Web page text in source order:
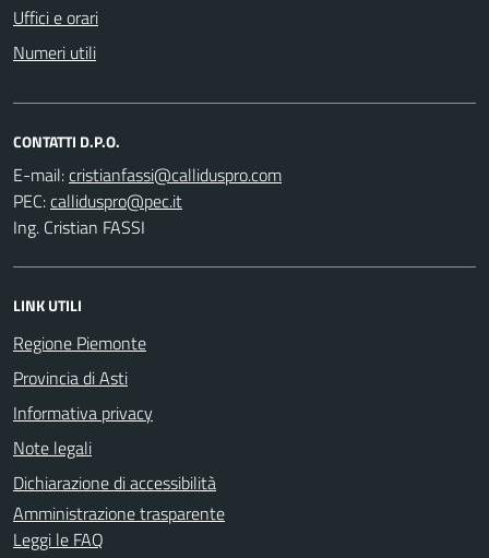
Uffici e orari
Numeri utili
CONTATTI D.P.O.
E-mail:
PEC:
Ing. Cristian FASSI
LINK UTILI
Regione Piemonte
Provincia di Asti
Informativa privacy
Note legali
Dichiarazione di accessibilità
Amministrazione trasparente
Leggi le FAQ